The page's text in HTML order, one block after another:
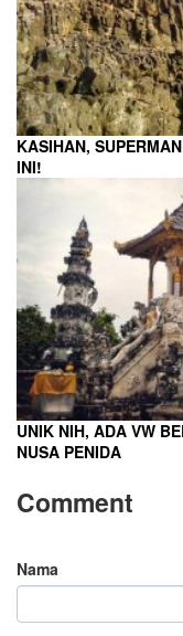
KASIHAN,
INI!
UNIK NIH, ADA VW
NUSA PENIDA
Comment
Nama